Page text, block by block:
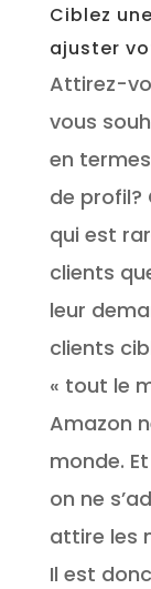
Ciblez
ajuster
Attirez-
vous
en
de profil?
qui est
clients
leur
clients
« tout le
Amazon
monde.
on ne
attire les
Il est